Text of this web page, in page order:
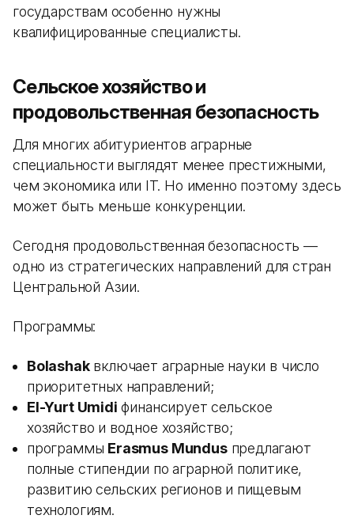
государствам особенно нужны
квалифицированные специалисты.
Сельское хозяйство и
продовольственная безопасность
Для многих абитуриентов аграрные
специальности выглядят менее престижными,
чем экономика или IT. Но именно поэтому здесь
может быть меньше конкуренции.
Сегодня продовольственная безопасность —
одно из стратегических направлений для стран
Центральной Азии.
Программы:
Bolashakвключает аграрные науки в число
приоритетных направлений;
El-Yurt Umidi финансирует сельское
хозяйство и водное хозяйство;
программы Erasmus Mundusпредлагают
полные стипендии по аграрной политике,
развитию сельских регионов и пищевым
технологиям.